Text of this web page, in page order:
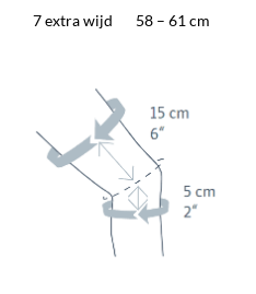
7 extra wijd 58 – 61 cm